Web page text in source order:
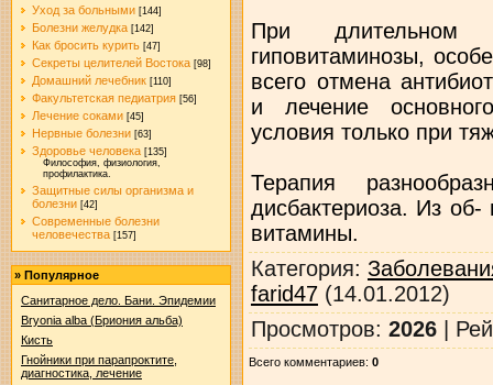
Уход за больными [144]
Болезни желудка [142]
Как бросить курить [47]
Секреты целителей Востока [98]
Домашний лечебник [110]
Факультетская педиатрия [56]
Лечение соками [45]
Нервные болезни [63]
Здоровье человека [135]
Философия, физиология,
профилактика.
Защитные силы организма и
болезни [42]
Современные болезни
человечества [157]
» Популярное
Санитарное дело. Бани. Эпидемии
Bryonia alba (Бриония альба)
Кисть
Гнойники при парапроктите,
диагностика, лечение
При длительном
гиповитаминозы,
всего отмена
и лечение
условия только при
Терапия
дисбактериоза. Из
витамины.
Категория:
farid47(14.01.2012)
Просмотров: 2026|
Всего комментариев: 0